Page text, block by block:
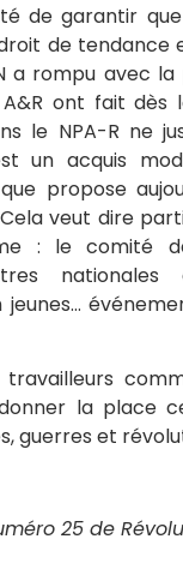
de garantir
de tendance
a rompu avec
ont fait dès
le NPA-R ne
un acquis
propose
veut dire
: le comité
nationales
la place
guerres et
25 de